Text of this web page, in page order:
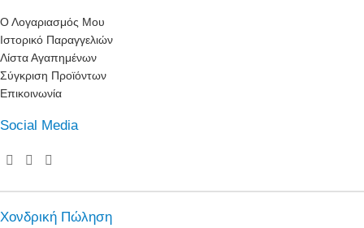
Ο Λογαριασμός Μου
Ιστορικό Παραγγελιών
Λίστα Αγαπημένων
Σύγκριση Προϊόντων
Επικοινωνία
Social Media
Χονδρική Πώληση